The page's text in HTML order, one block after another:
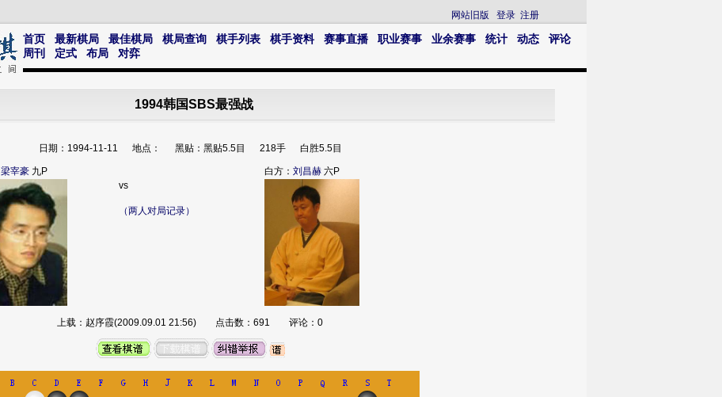
网站旧版 登录 注册
首页 最新棋局 最佳棋局 棋局查询 棋手列表 棋手资料 赛事直播 职业赛事 业余赛事 统计 动态
评论
周刊
定式 布局 对弈
1994韩国SBS最强战
日期：1994-11-11 地点： 黑贴：黑贴5.5目 218手 白胜5.5目
梁宰豪 九P 白方： 刘昌赫 六P
vs
（两人对局记录）
上载：赵序霞(2009.09.01 21:56) 点击数：691 评论：0